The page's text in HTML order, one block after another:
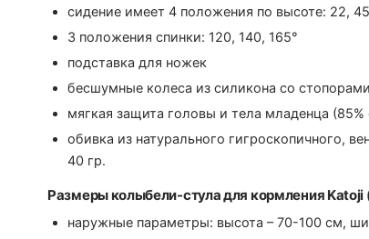
сидение имеет 4 положения по высоте: 22,
3 положения спинки: 120, 140, 165°
подставка для ножек
бесшумные колеса из силикона со стопорами
мягкая защита головы и тела младенца
обивка из натурального гигроскопичного,
40 гр.
Размеры колыбели-стула для кормления
наружные параметры: высота – 70-100 см,